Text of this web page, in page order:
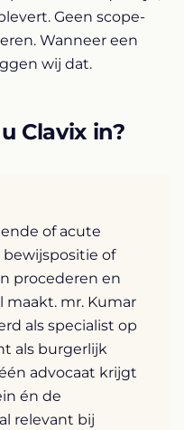
Geen scope-
Wanneer een
wij dat.
Clavix in?
of acute
bewijspositie of
procederen en
maakt. mr. Kumar
als specialist op
als burgerlijk
advocaat krijgt
én de
relevant bij